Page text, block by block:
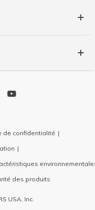
de confidentialité
des produits
USA, Inc.